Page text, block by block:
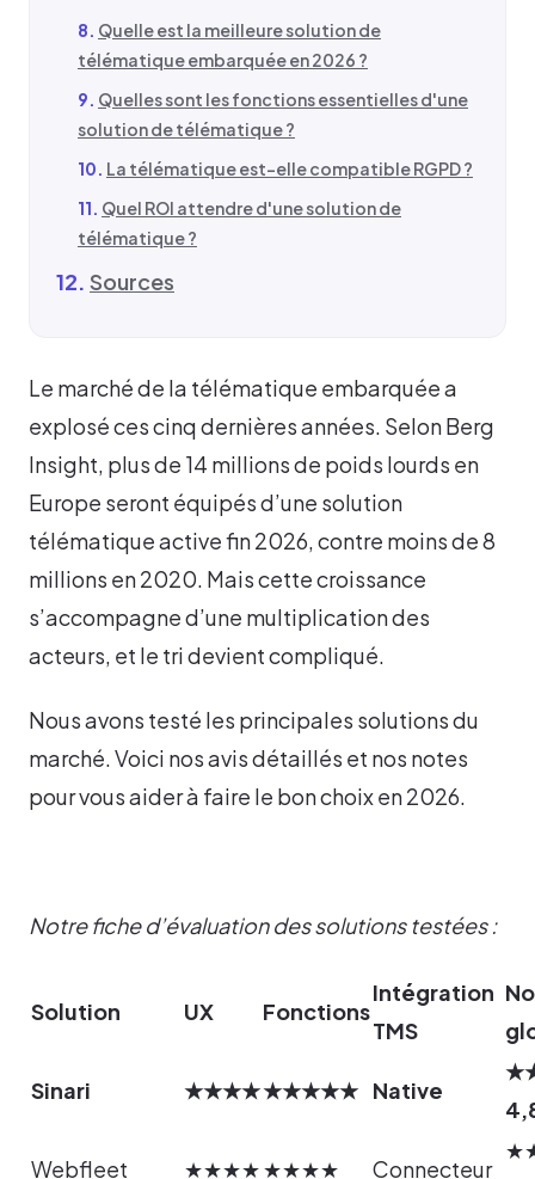
Quelle est la meilleure solution de
télématique embarquée en 2026 ?
Quelles sont les fonctions essentielles d'une
solution de télématique ?
La télématique est-elle compatible RGPD ?
Quel ROI attendre d'une solution de
télématique ?
Sources
Le marché de la télématique embarquée a
explosé ces cinq dernières années. Selon Berg
Insight, plus de 14 millions de poids lourds en
Europe seront équipés d’une solution
télématique active fin 2026, contre moins de 8
millions en 2020. Mais cette croissance
s’accompagne d’une multiplication des
acteurs, et le tri devient compliqué.
Nous avons testé les principales solutions du
marché. Voici nos avis détaillés et nos notes
pour vous aider à faire le bon choix en 2026.
Notre fiche d’évaluation des solutions testées :
Solution UX Fonctions
Intégration
TMS
Sinari ★★★★★★★★★ Native
Webfleet ★★★★★★★★ Connecteur